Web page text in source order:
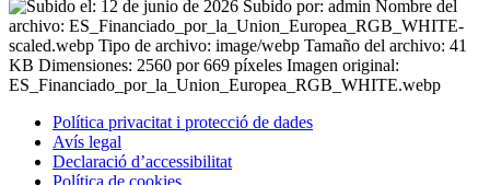
Política privacitat i protecció de dades
Avís legal
Declaració d’accessibilitat
Política de cookies